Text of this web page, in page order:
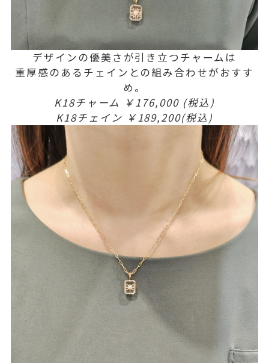
デザインの優美さが引き立つチャームは
重厚感のあるチェインとの組み合わせがおすす
め。
K18チャーム ￥176,000 (税込)
K18チェイン ￥189,200(税込)